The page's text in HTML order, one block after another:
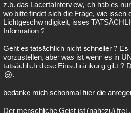
z.b. das LacertaInterview, ich hab es
wo bitte findet sich die Frage, wie issen
Lichtgeschwindigkeit, isses
Information ?
Geht es tatsächlich nicht schneller ?
vorzustellen, aber was ist wenn es in
tatsächlich diese Einschränkung gibt ?
.
bedanke mich schonmal fuer die
Der menschliche Geist ist (nahezu) frei